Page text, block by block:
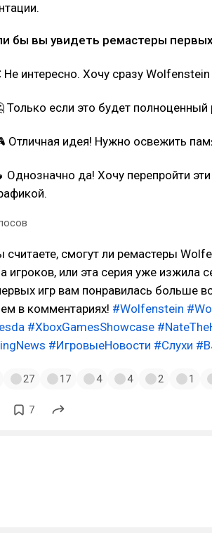
бы вы увидеть ремастеры
Не интересно. Хочу сразу
Только если это будет полноценный
Отличная идея! Нужно освежить
Однозначно да! Хочу перепройти
считаете, смогут ли ремастеры
игроков, или эта серия уже изжила
игр вам понравилась больше
в комментариях! #Wolfenstein
#XboxGamesShowcase
#ИгровыеНовости #Слухи
27 17 4 4 2 1
7